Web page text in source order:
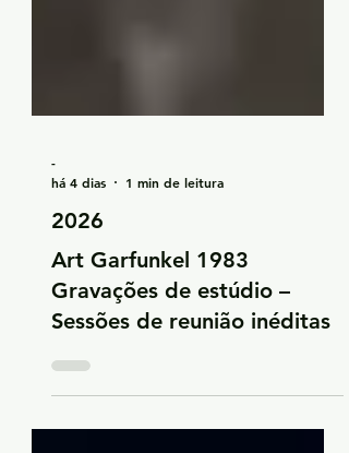
há 4 dias
2026
Art Garfunkel 1983
Gravações de estúdio –
Sessões de reunião inéditas